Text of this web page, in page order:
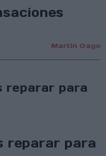
Martín Gago
reparar para